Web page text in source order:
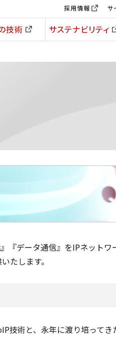
採用情報 サ
技術 サステナビリティ
『データ通信』をIPネット
たします。
技術と、永年に渡り培って